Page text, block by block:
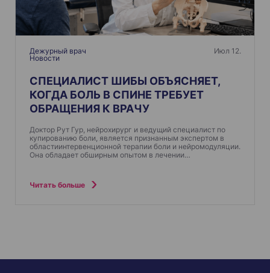
Дежурный врач
Новости
Июл 12.
СПЕЦИАЛИСТ ШИБЫ ОБЪЯСНЯЕТ,
КОГДА БОЛЬ В СПИНЕ ТРЕБУЕТ
ОБРАЩЕНИЯ К ВРАЧУ
Доктор Рут Гур, нейрохирург и ведущий специалист по
купированию боли, является признанным экспертом в
областиинтервенционной терапии боли и нейромодуляции.
Она обладает обширным опытом в лечении…
Читать больше